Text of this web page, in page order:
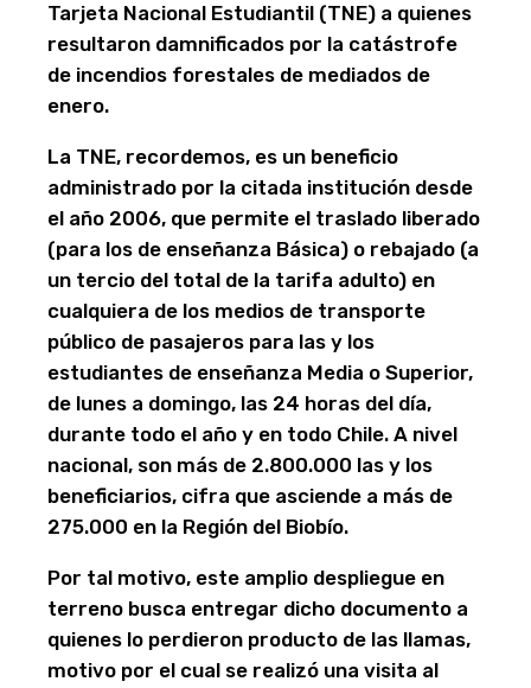
Tarjeta Nacional Estudiantil (TNE) a quienes
resultaron damnificados por la catástrofe
de incendios forestales de mediados de
enero.
La TNE, recordemos, es un beneficio
administrado por la citada institución desde
el año 2006, que permite el traslado liberado
(para los de enseñanza Básica) o rebajado (a
un tercio del total de la tarifa adulto) en
cualquiera de los medios de transporte
público de pasajeros para las y los
estudiantes de enseñanza Media o Superior,
de lunes a domingo, las 24 horas del día,
durante todo el año y en todo Chile. A nivel
nacional, son más de 2.800.000 las y los
beneficiarios, cifra que asciende a más de
275.000 en la Región del Biobío.
Por tal motivo, este amplio despliegue en
terreno busca entregar dicho documento a
quienes lo perdieron producto de las llamas,
motivo por el cual se realizó una visita al